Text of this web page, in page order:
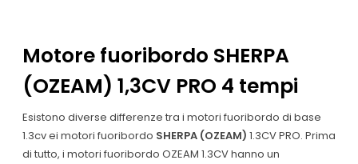
Motore fuoribordo SHERPA
(OZEAM) 1,3CV PRO 4 tempi
Esistono diverse differenze tra i motori fuoribordo di base
1.3cv ei motori fuoribordo SHERPA (OZEAM) 1.3CV PRO. Prima
di tutto, i motori fuoribordo OZEAM 1.3CV hanno un